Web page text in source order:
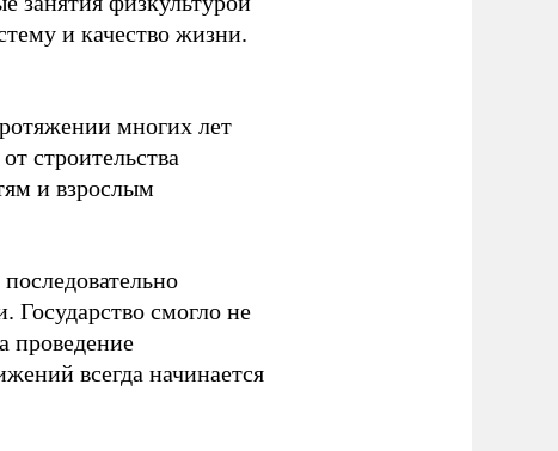
и качество жизни.
многих лет
строительства
и взрослым
Государство смогло не
проведение
всегда начинается